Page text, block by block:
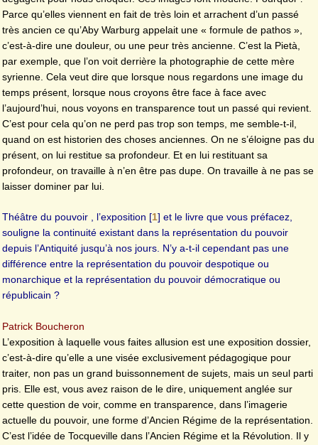
Parce qu’elles viennent en fait de très loin et arrachent d’un passé
très ancien ce qu’Aby Warburg appelait une « formule de pathos »,
c’est-à-dire une douleur, ou une peur très ancienne. C’est la Pietà,
par exemple, que l’on voit derrière la photographie de cette mère
syrienne. Cela veut dire que lorsque nous regardons une image du
temps présent, lorsque nous croyons être face à face avec
l’aujourd’hui, nous voyons en transparence tout un passé qui revient.
C’est pour cela qu’on ne perd pas trop son temps, me semble-t-il,
quand on est historien des choses anciennes. On ne s’éloigne pas du
présent, on lui restitue sa profondeur. Et en lui restituant sa
profondeur, on travaille à n’en être pas dupe. On travaille à ne pas se
laisser dominer par lui.
Théâtre du pouvoir , l’exposition [1] et le livre que vous préfacez,
souligne la continuité existant dans la représentation du pouvoir
depuis l’Antiquité jusqu’à nos jours. N’y a-t-il cependant pas une
différence entre la représentation du pouvoir despotique ou
monarchique et la représentation du pouvoir démocratique ou
républicain ?
Patrick Boucheron
L’exposition à laquelle vous faites allusion est une exposition dossier,
c’est-à-dire qu’elle a une visée exclusivement pédagogique pour
traiter, non pas un grand buissonnement de sujets, mais un seul parti
pris. Elle est, vous avez raison de le dire, uniquement anglée sur
cette question de voir, comme en transparence, dans l’imagerie
actuelle du pouvoir, une forme d’Ancien Régime de la représentation.
C’est l’idée de Tocqueville dans l’Ancien Régime et la Révolution. Il y